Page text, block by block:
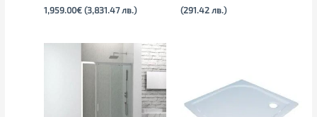
1,959.00€ (3,831.47 лв.)
(291.42 лв.)
range:
289.00€
through
325.00€
through
239.00€